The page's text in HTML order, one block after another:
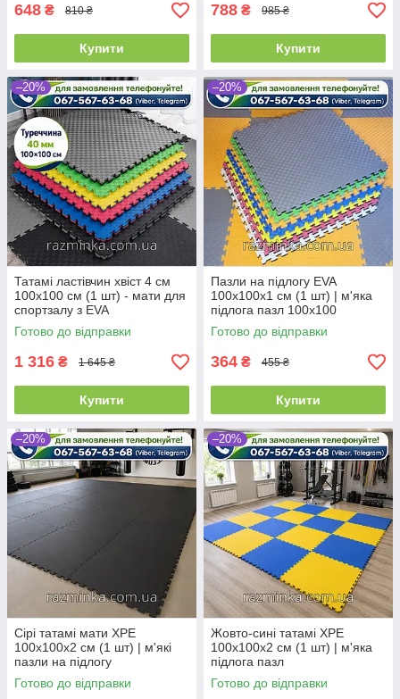
648 ₴ 810 ₴
Купити
788 ₴ 985 ₴
Купити
–20%
Татамі ластівчин хвіст 4 см
100х100 см (1 шт) - мати для
спортзалу з EVA
Готово до відправки
1 316 ₴ 1 645 ₴
Купити
–20%
Пазли на підлогу EVA
100х100х1 см (1 шт) | м'яка
підлога пазл 100х100
Готово до відправки
364 ₴ 455 ₴
Купити
–20%
Сірі татамі мати XPE
100х100х2 см (1 шт) | м'які
пазли на підлогу
Готово до відправки
–20%
Жовто-сині татамі XPE
100х100х2 см (1 шт) | м'яка
підлога пазл
Готово до відправки